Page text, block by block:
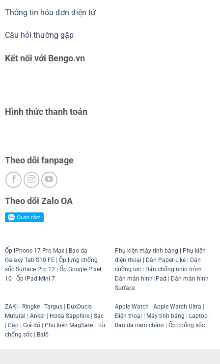
Thông tin hóa đơn điện tử
Câu hỏi thường gặp
Kết nối với Bengo.vn
Hình thức thanh toán
Theo dõi fanpage
Theo dõi Zalo OA
Ốp iPhone 17 Pro Max| Bao da
Galaxy Tab S10 FE| Ốp lưng chống
sốc Surface Pro 12 | Ốp Google Pixel
10 | Ốp iPad Mini 7
Phụ kiện máy tính bảng | Phụ kiện
điện thoại | Dán Paper-Like| Dán
cường lực| Dán chống nhìn trộm |
Dán màn hình iPad | Dán màn hình
Surface
ZAKI Ringke| Targus| DuxDucis|
Mutural
Anker| Hoda Sapphire| Sạc
Cáp| Giá đỡ| Phụ kiện MagSafe| Túi
chống sốc| Balô
Apple Watch Apple Watch Ultra
Điện thoại
Máy tính bảng Laptop|
Bao da nam châm
Ốp chống sốc